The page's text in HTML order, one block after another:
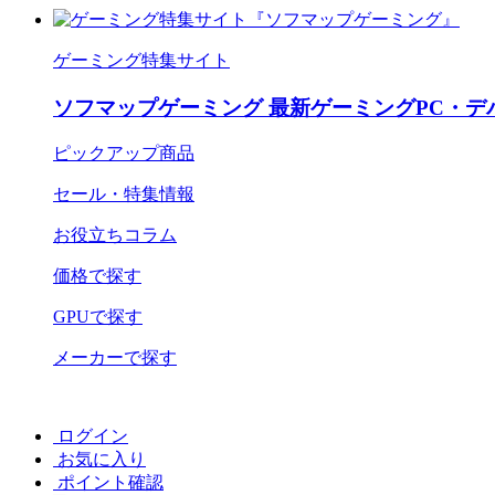
ゲーミング特集サイト
ソフマップゲーミング 最新ゲーミングPC・デ
ピックアップ商品
セール・特集情報
お役立ちコラム
価格で探す
GPUで探す
メーカーで探す
ログイン
お気に入り
ポイント確認